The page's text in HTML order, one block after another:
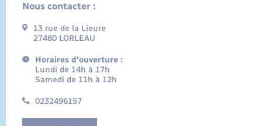
Nous contacter :
13 rue de la Lieure
27480 LORLEAU
Horaires d'ouverture :
Lundi de 14h à 17h
Samedi de 11h à 12h
0232496157